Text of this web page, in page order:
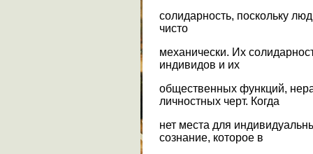
солидарность, поскольку
чисто
механически. Их
индивидов и их
общественных функций,
личностных черт. Когда
нет места для
сознание, которое в